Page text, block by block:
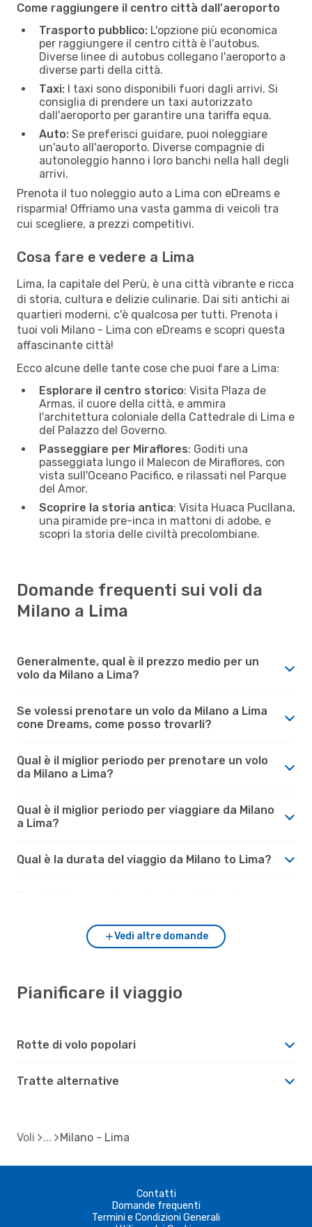
Come raggiungere il centro città dall'aeroporto
Trasporto pubblico: L'opzione più economica
per raggiungere il centro città è l'autobus.
Diverse linee di autobus collegano l'aeroporto a
diverse parti della città.
Taxi: I taxi sono disponibili fuori dagli arrivi. Si
consiglia di prendere un taxi autorizzato
dall'aeroporto per garantire una tariffa equa.
Auto: Se preferisci guidare, puoi noleggiare
un'auto all'aeroporto. Diverse compagnie di
autonoleggio hanno i loro banchi nella hall degli
arrivi.
Prenota il tuo noleggio auto a Lima con eDreams e
risparmia! Offriamo una vasta gamma di veicoli tra
cui scegliere, a prezzi competitivi.
Cosa fare e vedere a Lima
Lima, la capitale del Perù, è una città vibrante e ricca
di storia, cultura e delizie culinarie. Dai siti antichi ai
quartieri moderni, c'è qualcosa per tutti. Prenota i
tuoi voli Milano - Lima con eDreams e scopri questa
affascinante città!
Ecco alcune delle tante cose che puoi fare a Lima:
Esplorare il centro storico: Visita Plaza de
Armas, il cuore della città, e ammira
l'architettura coloniale della Cattedrale di Lima e
del Palazzo del Governo.
Passeggiare per Miraflores: Goditi una
passeggiata lungo il Malecon de Miraflores, con
vista sull'Oceano Pacifico, e rilassati nel Parque
del Amor.
Scoprire la storia antica: Visita Huaca Pucllana,
una piramide pre-inca in mattoni di adobe, e
scopri la storia delle civiltà precolombiane.
Domande frequenti sui voli da
Milano a Lima
Generalmente, qual è il prezzo medio per un
volo da Milano a Lima?
Se volessi prenotare un volo da Milano a Lima
cone Dreams, come posso trovarli?
Qual è il miglior periodo per prenotare un volo
da Milano a Lima?
Qual è il miglior periodo per viaggiare da Milano
a Lima?
Qual è la durata del viaggio da Milano to Lima?
Vedi altre domande
Pianificare il viaggio
Rotte di volo popolari
Tratte alternative
Voli Milano - Lima
Contatti
Domande frequenti
Termini e Condizioni Generali